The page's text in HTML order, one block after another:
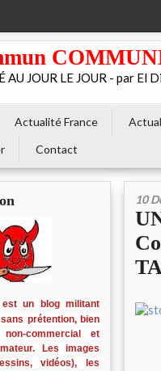
AU JOUR LE JOUR - par
Actualité France
Contact
est un blog militant
prétention, bien
non-commercial et
Les images
vidéos), les
10